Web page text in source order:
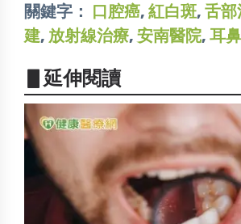
關鍵字： 口腔癌, 紅白斑, 舌部
建, 放射線治療, 安南醫院, 耳
▋延伸閱讀